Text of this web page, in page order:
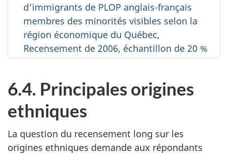
d’immigrants de PLOP anglais-français
membres des minorités visibles selon la
région économique du Québec,
Recensement de 2006, échantillon de 20 %
6.4. Principales origines
ethniques
La question du recensement long sur les
origines ethniques demande aux répondants